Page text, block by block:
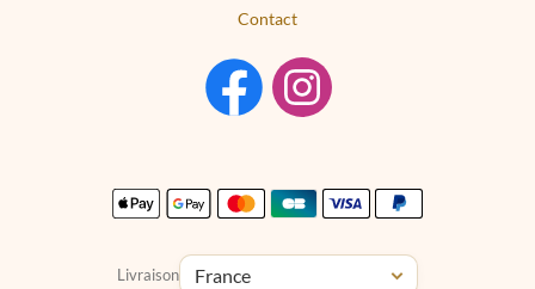
Contact
Livraison